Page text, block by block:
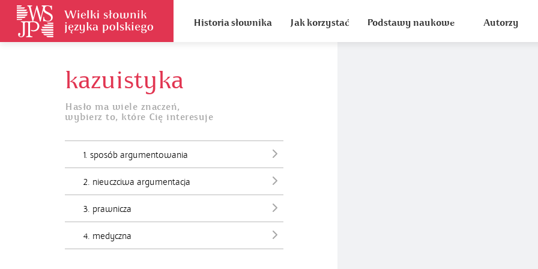
Historia słownika Jak korzystać Podstawy naukowe Autorzy
kazuistyka
Hasło ma wiele znaczeń,
wybierz to, które Cię interesuje
1. sposób argumentowania
2. nieuczciwa argumentacja
3. prawnicza
4. medyczna